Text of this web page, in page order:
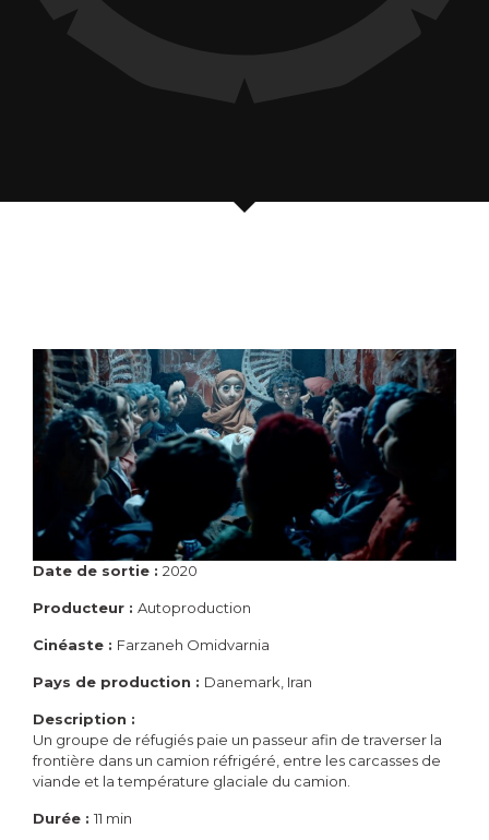
Date de sortie : 2020
Producteur : Autoproduction
Cinéaste : Farzaneh Omidvarnia
Pays de production : Danemark, Iran
Description :
Un groupe de réfugiés paie un passeur afin de traverser la
frontière dans un camion réfrigéré, entre les carcasses de
viande et la température glaciale du camion.
Durée : 11 min